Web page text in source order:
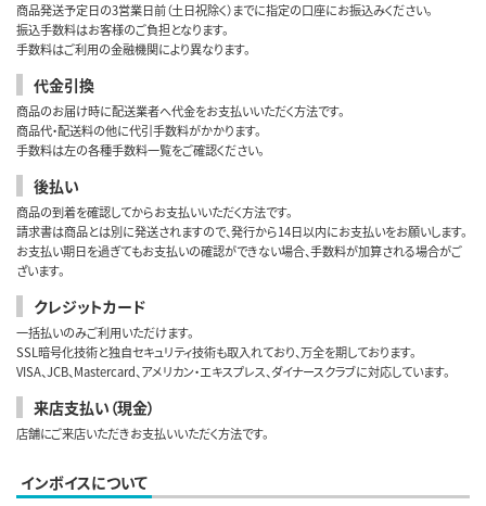
商品発送予定日の3営業日前（土日祝除く）までに指定の口座にお振込みください。
振込手数料はお客様のご負担となります。
手数料はご利用の金融機関により異なります。
代金引換
商品のお届け時に配送業者へ代金をお支払いいただく方法です。
商品代・配送料の他に代引手数料がかかります。
手数料は左の各種手数料一覧をご確認ください。
後払い
商品の到着を確認してからお支払いいただく方法です。
請求書は商品とは別に発送されますので、発行から14日以内にお支払いをお願いします。
お支払い期日を過ぎてもお支払いの確認ができない場合、手数料が加算される場合がご
ざいます。
クレジットカード
一括払いのみご利用いただけます。
SSL暗号化技術と独自セキュリティ技術も取入れており、万全を期しております。
VISA、JCB、Mastercard、アメリカン・エキスプレス、ダイナースクラブに対応しています。
来店支払い（現金）
店舗にご来店いただきお支払いいただく方法です。
インボイスについて